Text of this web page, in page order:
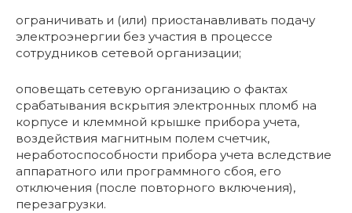
ограничивать и (или) приостанавливать подачу
электроэнергии без участия в процессе
сотрудников сетевой организации;
оповещать сетевую организацию о фактах
срабатывания вскрытия электронных пломб на
корпусе и клеммной крышке прибора учета,
воздействия магнитным полем счетчик,
неработоспособности прибора учета вследствие
аппаратного или программного сбоя, его
отключения (после повторного включения),
перезагрузки.